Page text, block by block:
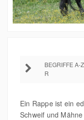
BEGRIFFE A-Z
R
Ein Rappe ist ein
Schweif und